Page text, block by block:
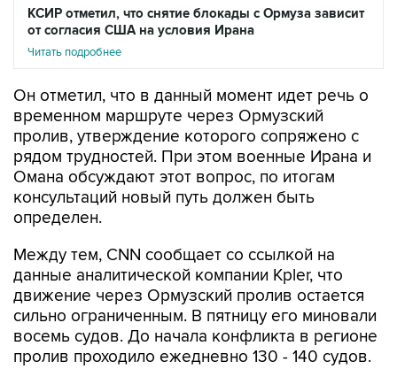
КСИР отметил, что снятие блокады с Ормуза зависит
от согласия США на условия Ирана
Читать подробнее
Он отметил, что в данный момент идет речь о
временном маршруте через Ормузский
пролив, утверждение которого сопряжено с
рядом трудностей. При этом военные Ирана и
Омана обсуждают этот вопрос, по итогам
консультаций новый путь должен быть
определен.
Между тем, CNN сообщает со ссылкой на
данные аналитической компании Kpler, что
движение через Ормузский пролив остается
сильно ограниченным. В пятницу его миновали
восемь судов. До начала конфликта в регионе
пролив проходило ежедневно 130 - 140 судов.